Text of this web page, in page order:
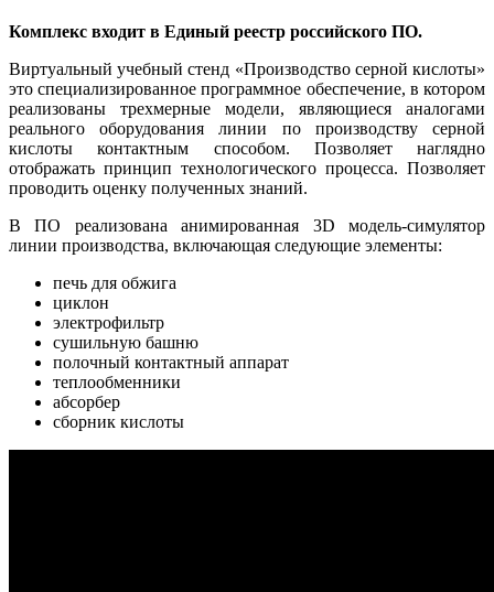
Комплекс входит в Единый реестр российского ПО.
Виртуальный учебный стенд «Производство серной кислоты»
это специализированное программное обеспечение, в котором
реализованы трехмерные модели, являющиеся аналогами
реального оборудования линии по производству серной
кислоты контактным способом. Позволяет наглядно
отображать принцип технологического процесса. Позволяет
проводить оценку полученных знаний.
В ПО реализована анимированная 3D модель-симулятор
линии производства, включающая следующие элементы:
печь для обжига
циклон
электрофильтр
сушильную башню
полочный контактный аппарат
теплообменники
абсорбер
сборник кислоты